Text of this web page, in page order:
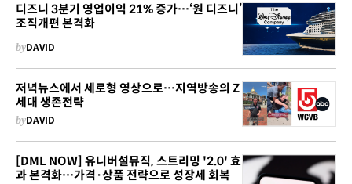
디즈니 3분기 영업이익 21% 증가…‘원 디즈니’
조직개편 본격화
byDAVID
저녁뉴스에서 세로형 영상으로…지역방송의 Z
세대 생존전략
byDAVID
[DML NOW] 유니버설뮤직, 스트리밍 '2.0' 효
과 본격화…가격·상품 전략으로 성장세 회복